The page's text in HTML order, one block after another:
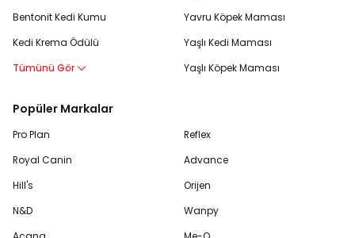
Bentonit Kedi Kumu
Kedi Krema Ödülü
Tümünü Gör
Yavru Köpek Maması
Yaşlı Kedi Maması
Yaşlı Köpek Maması
Popüler Markalar
Pro Plan
Royal Canin
Hill's
N&D
Reflex
Advance
Orijen
Wanpy